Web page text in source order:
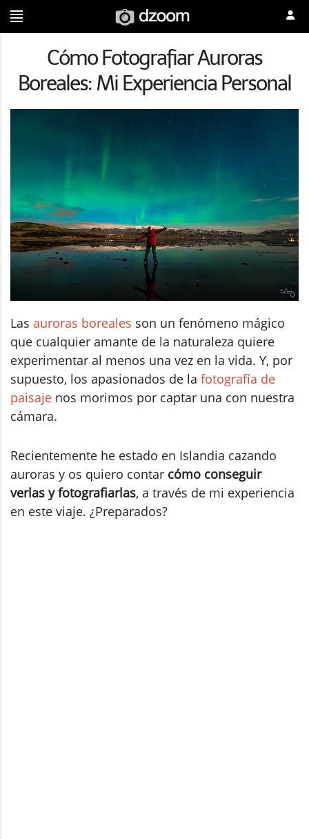
Cómo Fotografiar Auroras
Boreales: Mi Experiencia Personal
Las auroras boreales son un fenómeno mágico
que cualquier amante de la naturaleza quiere
experimentar al menos una vez en la vida. Y, por
supuesto, los apasionados de la fotografía de
paisaje nos morimos por captar una con nuestra
cámara.
Recientemente he estado en Islandia cazando
auroras y os quiero contar cómo conseguir
verlas y fotografiarlas, a través de mi experiencia
en este viaje. ¿Preparados?